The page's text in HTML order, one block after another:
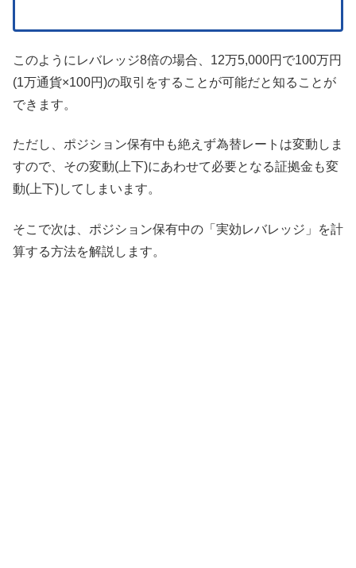
このようにレバレッジ8倍の場合、12万5,000円で100万円
(1万通貨×100円)の取引をすることが可能だと知ることが
できます。
ただし、ポジション保有中も絶えず為替レートは変動しま
すので、その変動(上下)にあわせて必要となる証拠金も変
動(上下)してしまいます。
そこで次は、ポジション保有中の「実効レバレッジ」を計
算する方法を解説します。